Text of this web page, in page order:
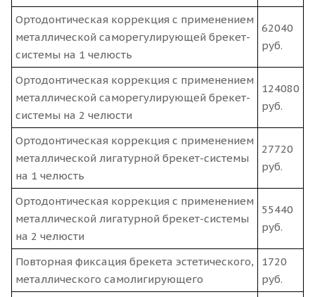
Ортодонтическая коррекция с применением
металлической саморегулирующей брекет-
системы на 1 челюсть
62040
руб.
Ортодонтическая коррекция с применением
металлической саморегулирующей брекет-
системы на 2 челюсти
124080
руб.
Ортодонтическая коррекция с применением
металлической лигатурной брекет-системы
на 1 челюсть
27720
руб.
Ортодонтическая коррекция с применением
металлической лигатурной брекет-системы
на 2 челюсти
55440
руб.
Повторная фиксация брекета эстетического,
металлического самолигирующего
1720
руб.